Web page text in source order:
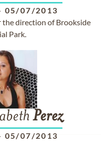
05/07/2013
the direction of Brookside
Park.
Perez
05/07/2013